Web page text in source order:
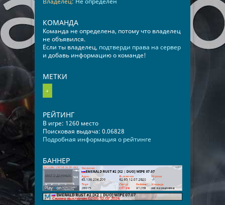
КОМАНДА
Команда не определена, потому что владелец
не объявился.
Если ты владелец, подтверди права на сервер
и добавь информацию о команде!
МЕТКИ
+
РЕЙТИНГ
В игре: 1260 место
Поисковая выдача: 0.06828
Подробная информация о рейтинге
БАННЕР